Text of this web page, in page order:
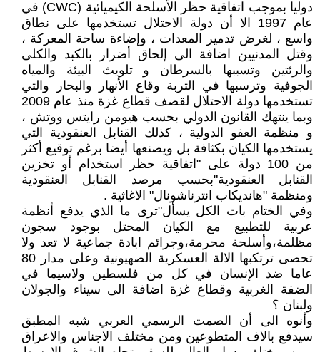
دوليا بموجب اتفاقية حظر الأسلحة الكيميائية (CWC) في
عام 1997 الا أن دولة الاحتلال تستخدمها على نطاق
واسع ، لغرض تدمير المعدات ، وإضاءة ساحة المعركة ،
وقتل المدنيين اضافة الى إلحاق أضرار بالكبد والكلى
والرئتين وتسببها بالسرطان و تلويث البيئة والمياه
الجوفية وترسبها في التربة وقاع الأنهار والبحار والتي
تستخدمها دولة الاحتلال لقصف قطاع غزة منذ عام 2009
وبما ينتهك القانون الدولي بحسب هيومن رايتس ووتش ،
و منظمة العفو الدولية ، كذلك القنابل العنقودية التي
يستخدمها الكيان بكثافة بل ويصنعها أيضا برغم توقيع أكثر
من 100 دولة على "اتفاقية حظر استخدام أو تخزين
القنابل العنقودية"بحسب مرصد القنابل العنقودية
ومنظمة "هانديكاب انترناشونال" الاغاثية .
وفي الختام بات الكل يسأل"ترى ما الذي يدفع أنظمة
عربية للتطبيع مع الكيان المحتل بوجود سجون
مظلمة،وأسلحة محرمة،وجرائم ابادة جماعية لا تعد ولا
تحصى ترتكبها الالة العسكرية الصهيونية وعلى مدار 80
عاما ضد الإنسان في كل من فلسطين ولاسيما في
الضفة الغربية وقطاع غزة اضافة الى سيناء والجولان
ولبنان ؟
وأنوه الى أن الصمت الرسمي العربي شبه المطبق
سيدفع بالاف المتطوعين ومن مختلف الاجناس والاعراق